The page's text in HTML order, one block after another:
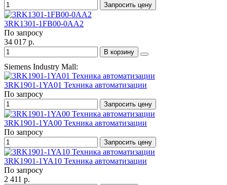
Запросить цену
3RK1301-1FB00-0AA2
По запросу
34 017 р.
В корзину
Siemens Industry Mall:
3RK1901-1YA01 Техника автоматизации
По запросу
Запросить цену
3RK1901-1YA00 Техника автоматизации
По запросу
Запросить цену
3RK1901-1YA10 Техника автоматизации
По запросу
2 411 р.